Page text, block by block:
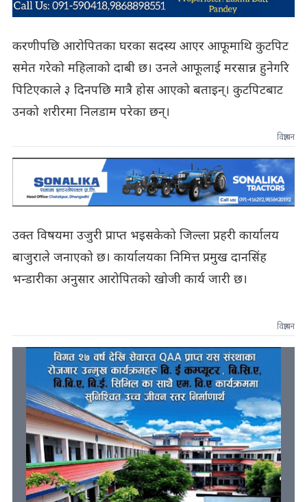
करणीपछि आरोपितका घरका सदस्य आएर आफूमाथि कुटपिट
समेत गरेको महिलाको दाबी छ। उनले आफूलाई मरसान्न हुनेगरि
पिटिएकाले ३ दिनपछि मात्रै होस आएको बताइन्। कुटपिटबाट
उनको शरीरमा निलडाम परेका छन्।
विज्ञापन
उक्त विषयमा उजुरी प्राप्त भइसकेको जिल्ला प्रहरी कार्यालय
बाजुराले जनाएको छ। कार्यालयका निमित्त प्रमुख दानसिंह
भन्डारीका अनुसार आरोपितको खोजी कार्य जारी छ।
विज्ञापन